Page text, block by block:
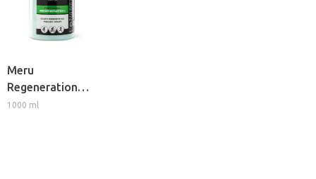
Meru
Regeneration
izomlazító
1000 ml